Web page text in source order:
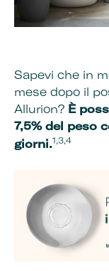
Sapevi che in
mese dopo il
Allurion? È
7,5% del peso
giorni.1,3,4